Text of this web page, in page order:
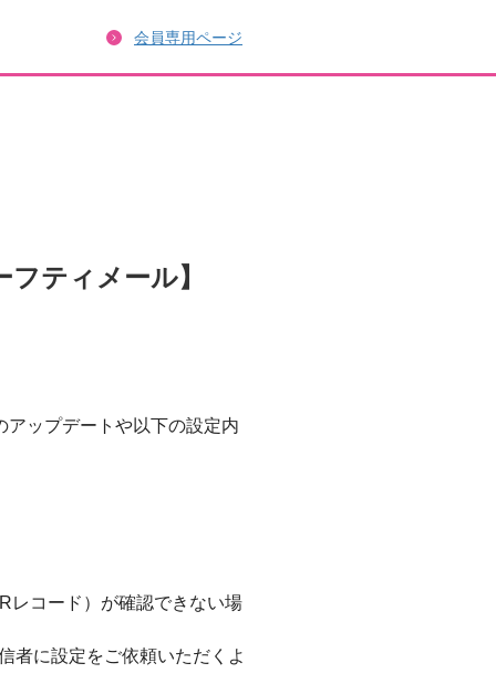
会員専用ページ
ティメール】
ップデートや以下の設定内
レコード）が確認できない場
者に設定をご依頼いただくよ